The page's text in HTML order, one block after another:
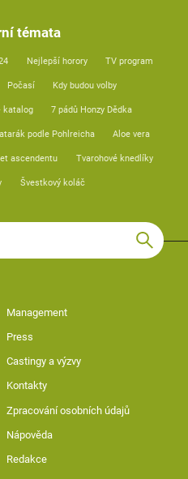
témata
Nejlepší horory TV program
Počasí Kdy budou volby
katalog 7 pádů Honzy Dědka
podle Pohlreicha Aloe vera
ascendentu Tvarohové knedlíky
Švestkový koláč
Management
Press
Castingy a výzvy
Kontakty
Zpracování osobních údajů
Nápověda
Redakce